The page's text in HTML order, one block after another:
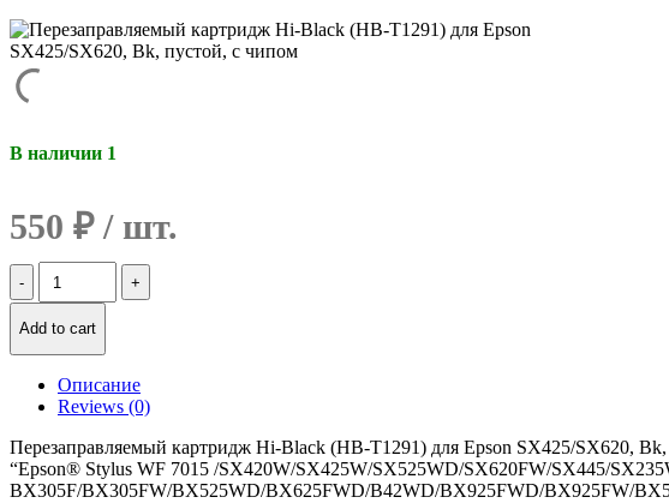
В наличии 1
550 ₽
Количество
Перезаправляемый
Hi-
Black
(HB-
T1291)
Epson
SX425/SX620,
Bk,
Add to cart
Описание
Reviews (0)
Перезаправляемый картридж Hi-Black (HB-T1291) для Epson SX425/SX620,
“Epson® Stylus WF 7015 /SX420W/SX425W/SX525WD/SX620FW/SX445/
BX305F/BX305FW/BX525WD/BX625FWD/B42WD/BX925FWD/BX925FW/